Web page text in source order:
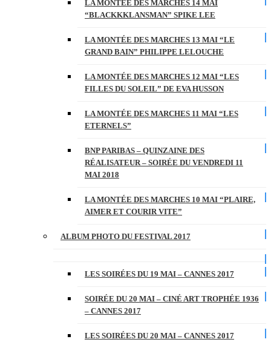
LA MONTÉE DES MARCHES 14 MAI
“BLACKKKLANSMAN” SPIKE LEE
LA MONTÉE DES MARCHES 13 MAI “LE
GRAND BAIN” PHILIPPE LELOUCHE
LA MONTÉE DES MARCHES 12 MAI “LES
FILLES DU SOLEIL” DE EVA HUSSON
LA MONTÉE DES MARCHES 11 MAI “LES
ETERNELS”
BNP PARIBAS – QUINZAINE DES
RÉALISATEUR – SOIRÉE DU VENDREDI 11
MAI 2018
LA MONTÉE DES MARCHES 10 MAI “PLAIRE,
AIMER ET COURIR VITE”
ALBUM PHOTO DU FESTIVAL 2017
LES SOIRÉES DU 19 MAI – CANNES 2017
SOIRÉE DU 20 MAI – CINÉ ART TROPHÉE 1936
– CANNES 2017
LES SOIRÉES DU 20 MAI – CANNES 2017